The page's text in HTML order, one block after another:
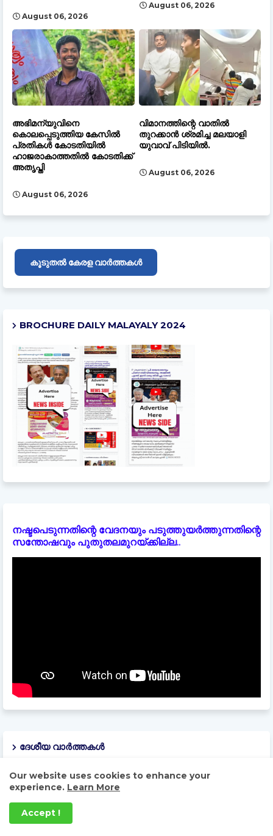
August 06, 2026
August 06, 2026
അഭിമന്യുവിനെ
കൊലപ്പെടുത്തിയ കേസിൽ
പ്രതികൾ കോടതിയിൽ
ഹാജരാകാത്തതിൽ കോടതിക്ക്
അതൃപ്തി
August 06, 2026
വിമാനത്തിന്റെ വാതിൽ
തുറക്കാൻ ശ്രമിച്ച മലയാളി
യുവാവ് പിടിയിൽ.
August 06, 2026
കൂടുതൽ കേരള വാർത്തകൾ
BROCHURE DAILY MALAYALY 2024
നഷ്ടപെടുന്നതിന്റെ വേദനയും പടുത്തുയർത്തുന്നതിന്റെ
സന്തോഷവും പുതുതലമുറയ്ക്കില്ല..
ദേശീയ വാർത്തകൾ
Our website uses cookies to enhance your
experience. Learn More
Accept !